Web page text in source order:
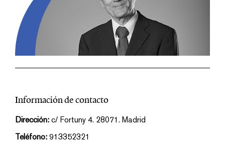
Información de contacto
Dirección: c/ Fortuny 4. 28071. Madrid
Teléfono: 913352321